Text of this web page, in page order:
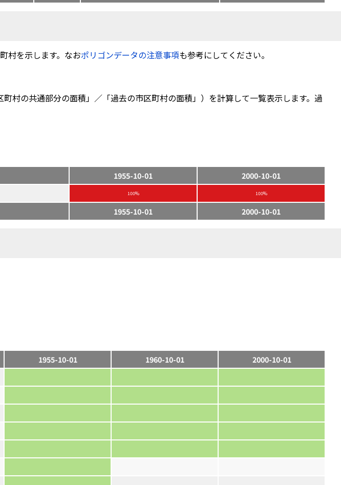
村を示します。なおポリゴンデータの注意事項も参考にしてください。
村の共通部分の面積」／「過去の市区町村の面積」）を計算して一覧表示します。過
1955-10-01
2000-10-01
100% 100%
1955-10-01 2000-10-01
1955-10-01 1960-10-01
2000-10-01